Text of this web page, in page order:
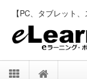
【PC、タブレット